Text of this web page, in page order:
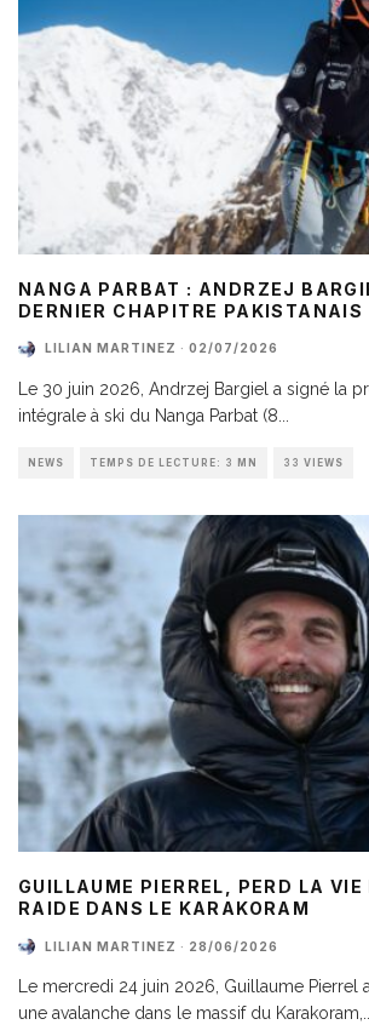
NANGA PARBAT : ANDRZEJ
DERNIER CHAPITRE PAKISTANAIS
LILIAN MARTINEZ · 02/07/2026
Le 30 juin 2026, Andrzej Bargiel a signé la
intégrale à ski du Nanga Parbat (8
NEWS TEMPS DE LECTURE: 3 MN 33 VIEWS
GUILLAUME PIERREL, PERD LA VIE
RAIDE DANS LE KARAKORAM
LILIAN MARTINEZ · 28/06/2026
Le mercredi 24 juin 2026, Guillaume Pierrel
une avalanche dans le massif du Karakoram,